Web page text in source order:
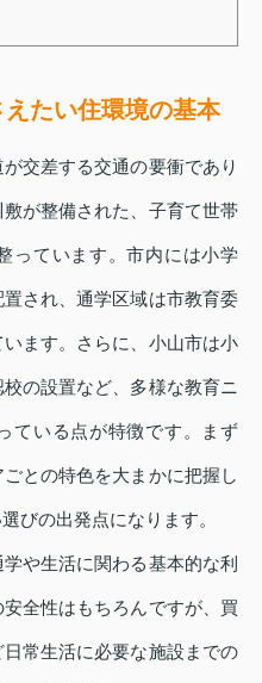
たい住環境の基本
交差する交通の要衝であり
が整備された、子育て世帯
っています。市内には小学
され、通学区域は市教育委
ます。さらに、小山市は小
の設置など、多様な教育ニ
ている点が特徴です。まず
との特色を大まかに把握し
びの出発点になります。
や生活に関わる基本的な利
全性はもちろんですが、買
常生活に必要な施設までの